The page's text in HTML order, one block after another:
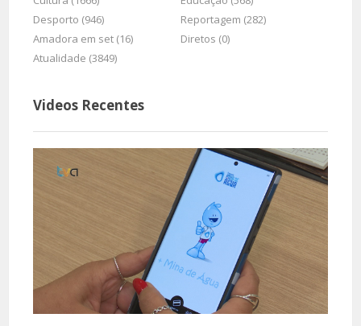
Desporto (946)
Reportagem (282)
Amadora em set (16)
Diretos (0)
Atualidade (3849)
Videos Recentes